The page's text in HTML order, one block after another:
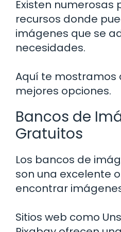
Existen
recursos donde
imágenes que se
necesidades.
Aquí te mostramos
mejores opciones.
Bancos de
Gratuitos
Los bancos de
son una excelente
encontrar
Sitios web como